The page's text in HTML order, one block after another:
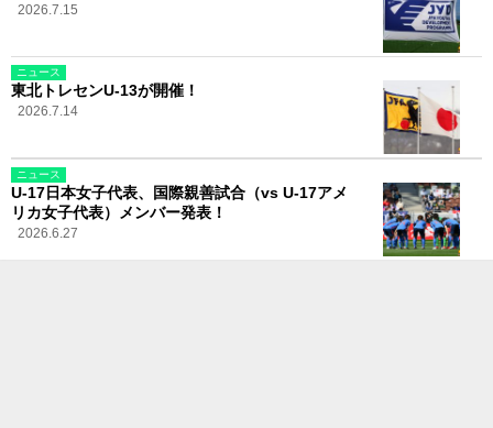
2026.7.15
ニュース
東北トレセンU-13が開催！
2026.7.14
ニュース
U-17日本女子代表、国際親善試合（vs U-17アメ
リカ女子代表）メンバー発表！
2026.6.27